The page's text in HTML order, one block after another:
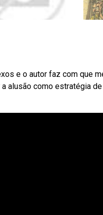
e o autor faz com que
alusão como estratégia